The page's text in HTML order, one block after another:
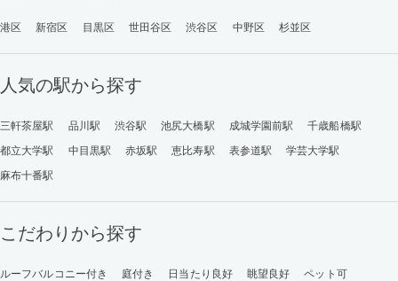
港区 新宿区 目黒区 世田谷区 渋谷区 中野区 杉並区
人気の駅から探す
三軒茶屋駅 品川駅 渋谷駅 池尻大橋駅 成城学園前駅
千歳船橋駅
都立大学駅
中目黒駅 赤坂駅 恵比寿駅 表参道駅
学芸大学駅
麻布十番駅
こだわりから探す
ルーフバルコニー付き 庭付き 日当たり良好 眺望良好
ペット可